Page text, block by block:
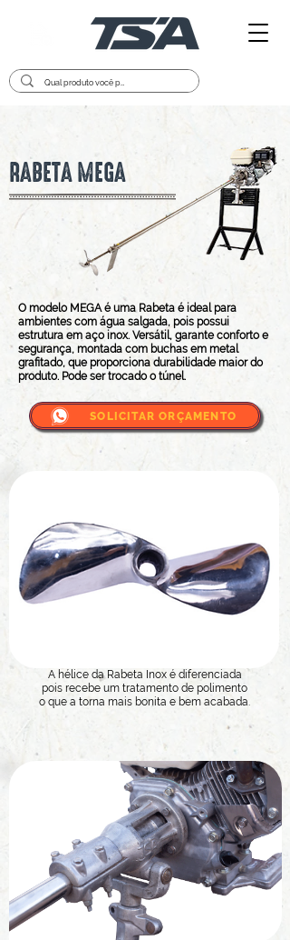
RABETA MEGA
O modelo MEGA é uma Rabeta é ideal para
ambientes com água salgada, pois possui
estrutura em aço inox. Versátil, garante conforto e
segurança, montada com buchas em metal
grafitado, que proporciona durabilidade maior do
produto. Pode ser trocado o túnel.
SOLICITAR ORÇAMENTO
A hélice da Rabeta Inox é diferenciada
pois recebe um tratamento de polimento
o que a torna mais bonita e bem acabada.